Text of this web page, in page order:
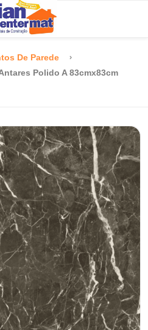
De Parede
Polido A 83cmx83cm